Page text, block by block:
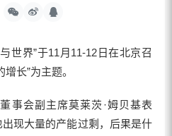
界”于11月11-12日在北京召
长”为主题。
会副主席莫莱茨·姆贝基表
现大量的产能过剩，后果是什